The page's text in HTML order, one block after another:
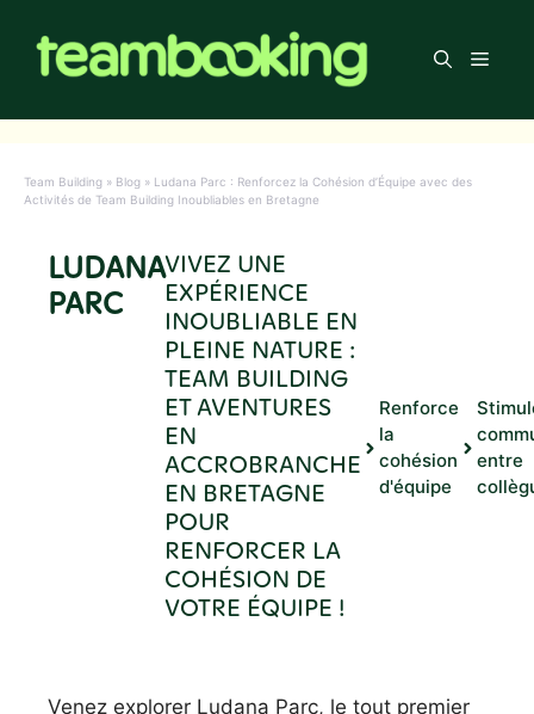
contenu
Menu
Team Building » Blog » Ludana Parc : Renforcez la Cohésion d’Équipe avec des
Activités de Team Building Inoubliables en Bretagne
LUDANA
PARC
VIVEZ UNE
EXPÉRIENCE
INOUBLIABLE EN
PLEINE NATURE :
TEAM BUILDING
ET AVENTURES
EN
ACCROBRANCHE
EN BRETAGNE
POUR
RENFORCER LA
COHÉSION DE
VOTRE ÉQUIPE !
Renforce
la
cohésion
d'équipe
entre
Venez explorer Ludana Parc, le tout premier